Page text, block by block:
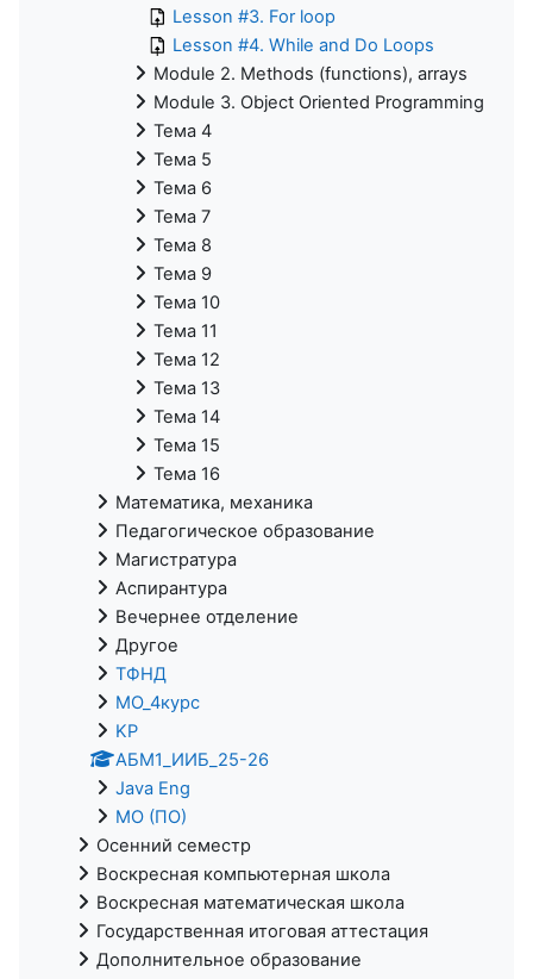
Lesson #3. For loop
Lesson #4. While and Do Loops
Module 2. Methods (functions), arrays
Module 3. Object Oriented Programming
Тема 4
Тема 5
Тема 6
Тема 7
Тема 8
Тема 9
Тема 10
Тема 11
Тема 12
Тема 13
Тема 14
Тема 15
Тема 16
Математика, механика
Педагогическое образование
Магистратура
Аспирантура
Вечернее отделение
Другое
ТФНД
МО_4курс
KP
АБМ1_ИИБ_25-26
Java Eng
МО (ПО)
Осенний семестр
Воскресная компьютерная школа
Воскресная математическая школа
Государственная итоговая аттестация
Дополнительное образование